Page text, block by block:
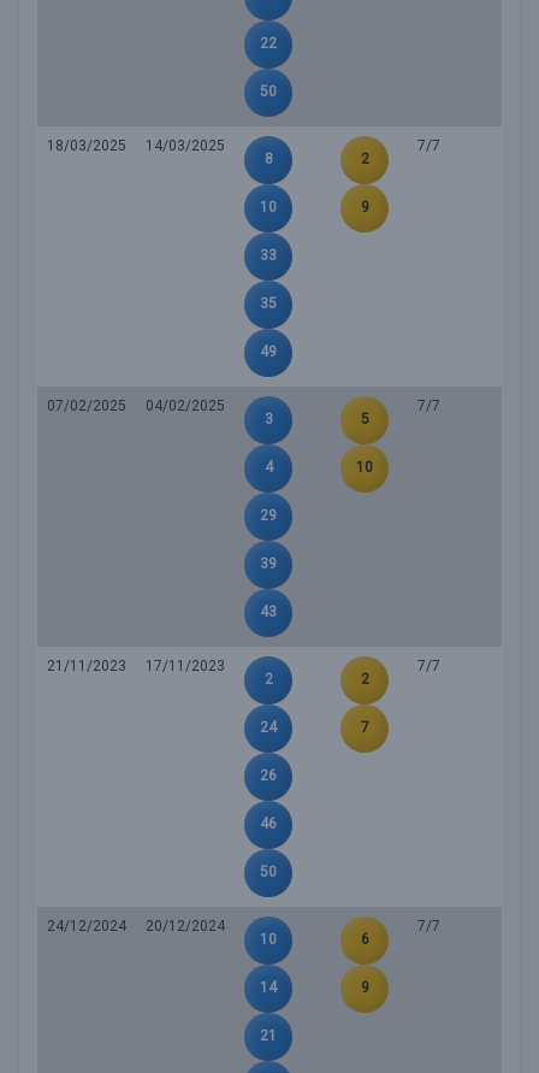
22
50
18/03/2025
14/03/2025
8
10
33
35
49
2
9
7/7
07/02/2025
04/02/2025
3
4
29
39
43
5
10
7/7
21/11/2023
17/11/2023
2
24
26
46
50
2
7
7/7
24/12/2024
20/12/2024
10
14
21
6
9
7/7